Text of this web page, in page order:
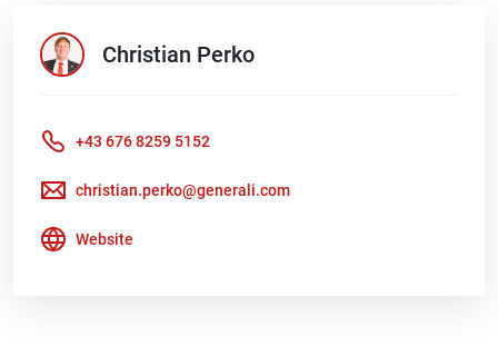
Christian Perko
+43 676 8259 5152
christian.perko@generali.com
Website